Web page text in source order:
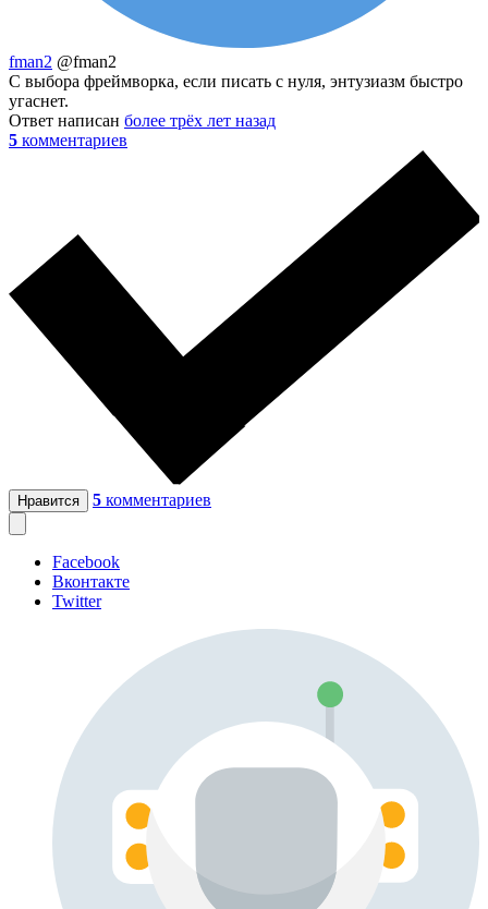
fman2 @fman2
С выбора фреймворка, если писать с нуля, энтузиазм быстро
угаснет.
Ответ написан более трёх лет назад
5 комментариев
Нравится 5 комментариев
Facebook
Вконтакте
Twitter